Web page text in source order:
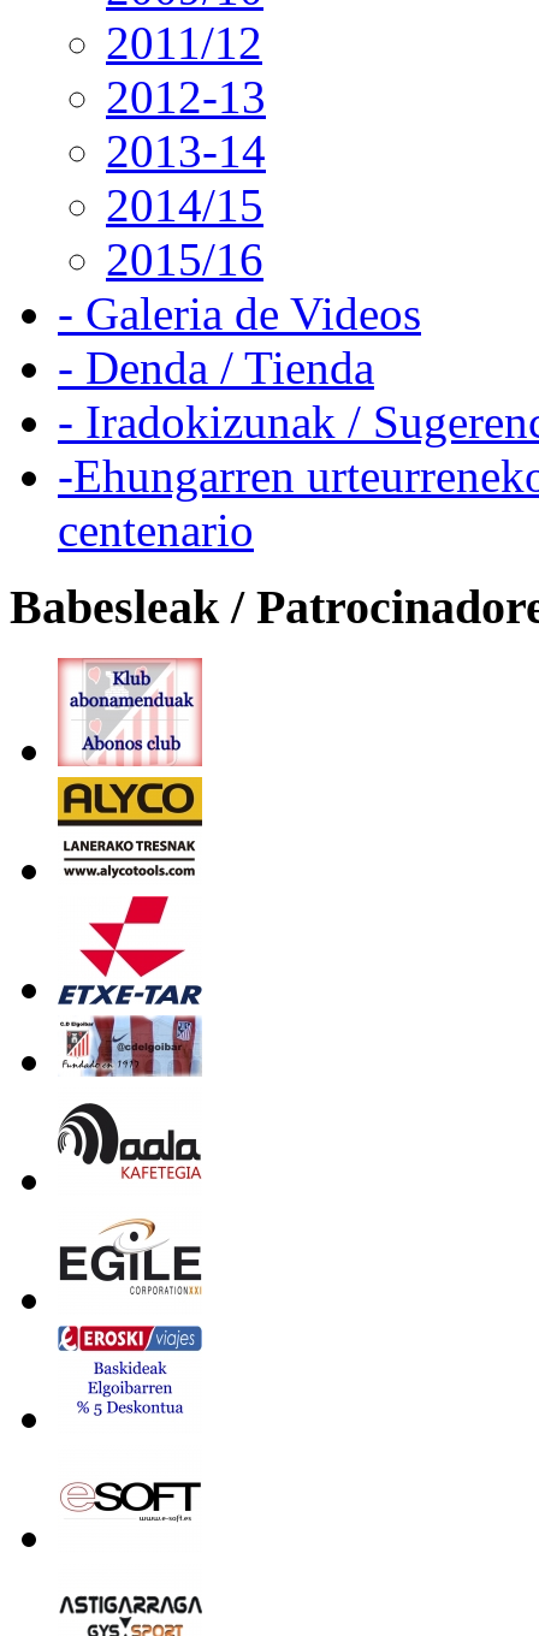
2011/12
2012-13
2013-14
2014/15
2015/16
- Galeria de Videos
- Denda / Tienda
- Iradokizunak /
-Ehungarren
centenario
Babesleak /